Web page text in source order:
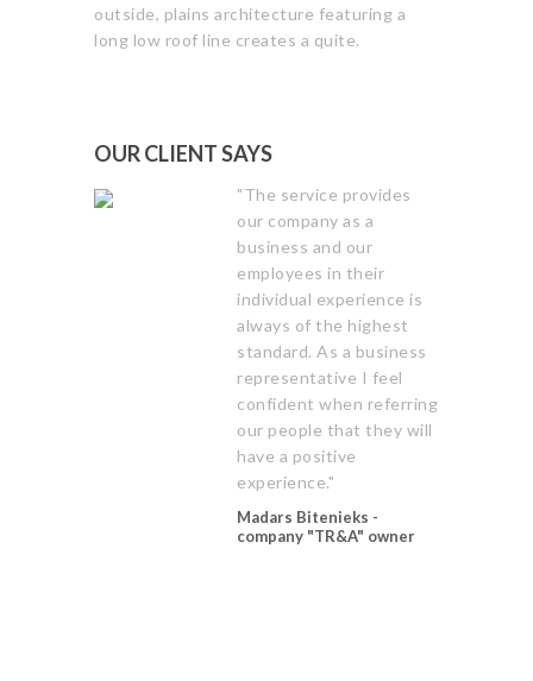
outside, plains architecture featuring a
long low roof line creates a quite.
OUR CLIENT SAYS
"The service provides
our company as a
business and our
employees in their
individual experience is
always of the highest
standard. As a business
representative I feel
confident when referring
our people that they will
have a positive
experience."
Madars Bitenieks -
company "TR&A" owner